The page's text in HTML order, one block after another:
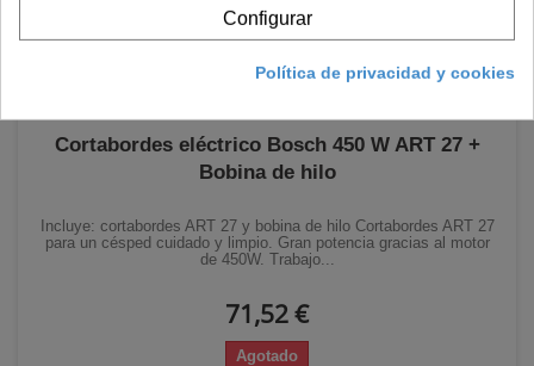
Cortabordes eléctrico Bosch 450 W ART 27 +
Bobina de hilo
Incluye: cortabordes ART 27 y bobina de hilo Cortabordes ART 27
para un césped cuidado y limpio. Gran potencia gracias al motor
de 450W. Trabajo...
71,52 €
Agotado
Configurar
Política de privacidad y cookies